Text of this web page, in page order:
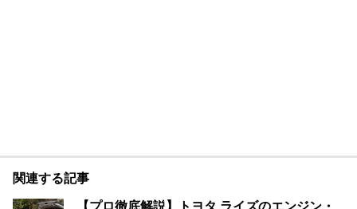
関連する記事
【プロ徹底解説】トヨタ ライズのエンジン・